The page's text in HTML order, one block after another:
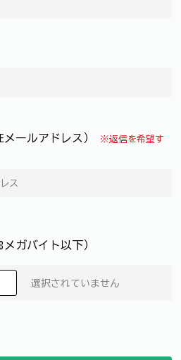
メールアドレス）
※返信を希望す
ガバイト以下）
選択されていません